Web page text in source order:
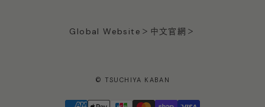
Global Website＞ 中文官網＞
© TSUCHIYA KABAN